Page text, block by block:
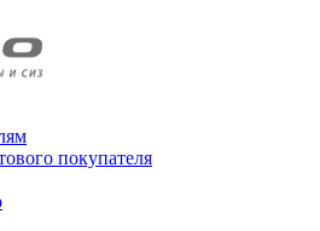
покупателя